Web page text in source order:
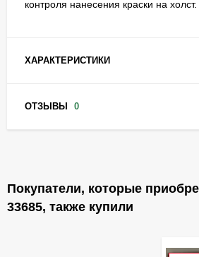
контроля нанесения краски на холст.
ХАРАКТЕРИСТИКИ
ОТЗЫВЫ 0
Покупатели, которые
33685, также купили